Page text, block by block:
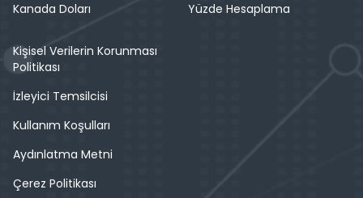
Kanada Doları
Yüzde Hesaplama
Kişisel Verilerin Korunması
Politikası
İzleyici Temsilcisi
Kullanım Koşulları
Aydınlatma Metni
Çerez Politikası